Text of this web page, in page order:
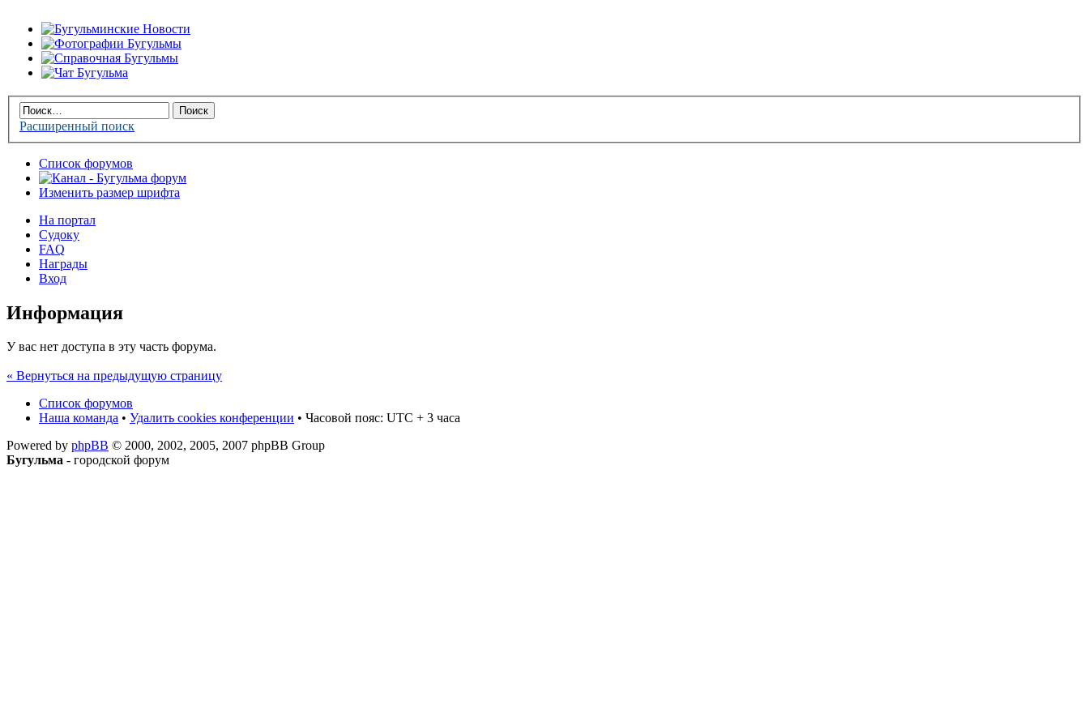
Расширенный поиск
Список форумов
Изменить размер шрифта
На портал
Судоку
FAQ
Награды
Вход
Информация
У вас нет доступа в эту часть форума.
« Вернуться на предыдущую страницу
Список форумов
Наша команда • Удалить cookies конференции • Часовой пояс: UTC + 3 часа
Powered by phpBB © 2000, 2002, 2005, 2007 phpBB Group
Бугульма - городской форум